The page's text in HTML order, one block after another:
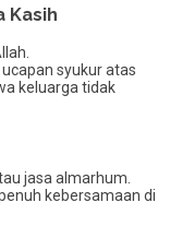
Kasih
syukur atas
keluarga tidak
jasa almarhum.
kebersamaan di